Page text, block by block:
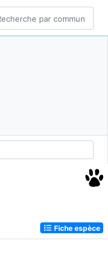
Fiche espèce